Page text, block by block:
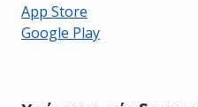
App Store
Google Play